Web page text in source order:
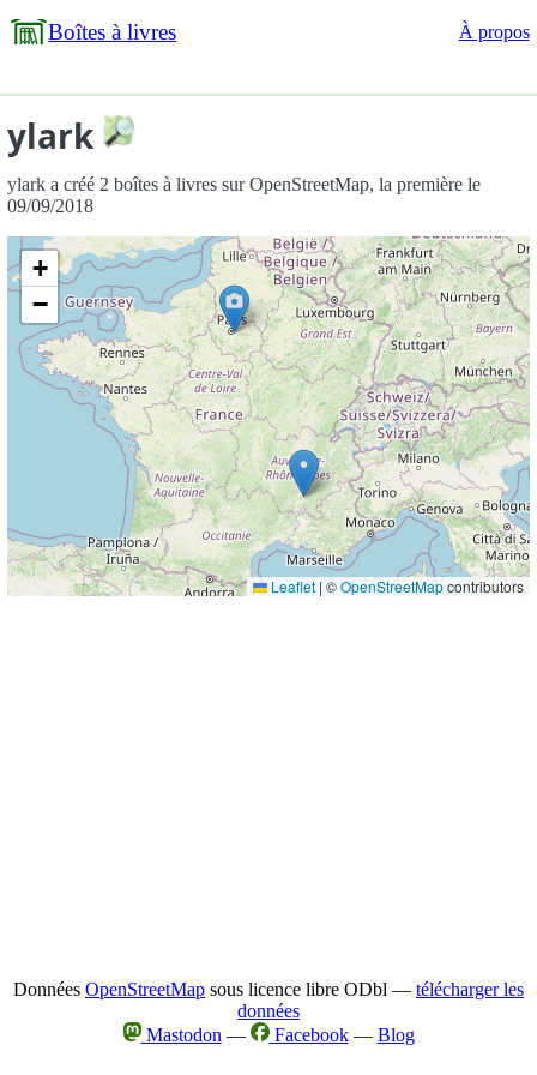
Boîtes à livres À propos
ylark
ylark a créé 2 boîtes à livres sur OpenStreetMap, la première le
09/09/2018
+
−
Leaflet | ©OpenStreetMapcontributors
Données OpenStreetMap sous licence libre ODbl — télécharger les
données
Mastodon — Facebook— Blog